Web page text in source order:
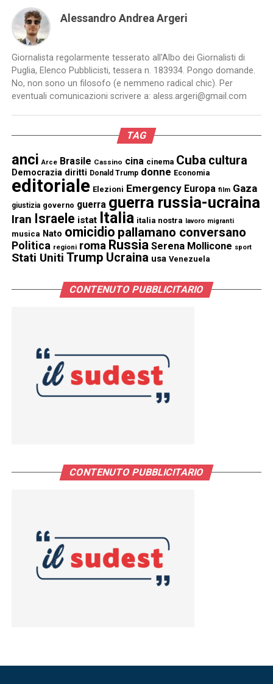
Alessandro Andrea Argeri
Giornalista regolarmente tesserato all'Albo dei Giornalisti di
Puglia, Elenco Pubblicisti, tessera n. 183934. Pongo domande.
No, non sono un filosofo (e nemmeno radical chic). Per
eventuali comunicazioni scrivere a: aless.argeri@gmail.com
TAG
anci Arce Brasile Cassino cina cinema Cuba cultura
Democrazia diritti Donald Trump donne Economia
editoriale Elezioni Emergency Europa film Gaza
giustizia governo guerra guerra russia-ucraina
Iran Israele istat Italia italia nostra lavoro migranti
musica Nato omicidio pallamano conversano
Politica regioni roma Russia Serena Mollicone sport
Stati Uniti Trump Ucraina usa Venezuela
CONTENUTO PUBBLICITARIO
CONTENUTO PUBBLICITARIO